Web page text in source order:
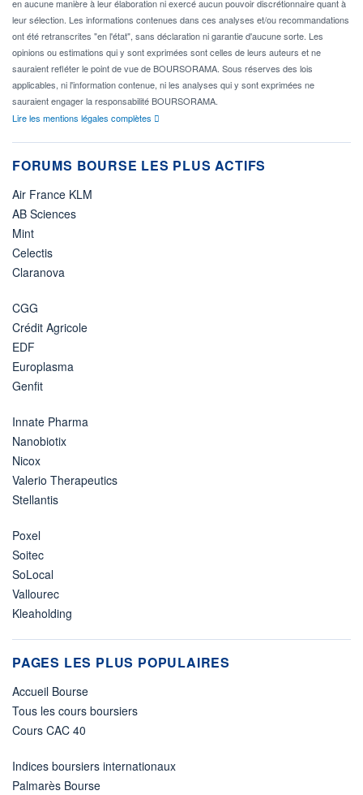
en aucune manière à leur élaboration ni exercé aucun pouvoir discrétionnaire quant à
leur sélection. Les informations contenues dans ces analyses et/ou recommandations
ont été retranscrites "en l'état", sans déclaration ni garantie d'aucune sorte. Les
opinions ou estimations qui y sont exprimées sont celles de leurs auteurs et ne
sauraient refléter le point de vue de BOURSORAMA. Sous réserves des lois
applicables, ni l'information contenue, ni les analyses qui y sont exprimées ne
sauraient engager la responsabilité BOURSORAMA.
Lire les mentions légales complètes
FORUMS BOURSE LES PLUS ACTIFS
Air France KLM
AB Sciences
Mint
Celectis
Claranova
CGG
Crédit Agricole
EDF
Europlasma
Genfit
Innate Pharma
Nanobiotix
Nicox
Valerio Therapeutics
Stellantis
Poxel
Soitec
SoLocal
Vallourec
Kleaholding
PAGES LES PLUS POPULAIRES
Accueil Bourse
Tous les cours boursiers
Cours CAC 40
Indices boursiers internationaux
Palmarès Bourse